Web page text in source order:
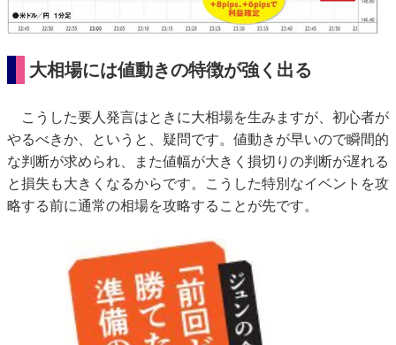
大相場には値動きの特徴が強く出る
こうした要人発言はときに大相場を生みますが、初心者が
やるべきか、というと、疑問です。値動きが早いので瞬間的
な判断が求められ、また値幅が大きく損切りの判断が遅れる
と損失も大きくなるからです。こうした特別なイベントを攻
略する前に通常の相場を攻略することが先です。